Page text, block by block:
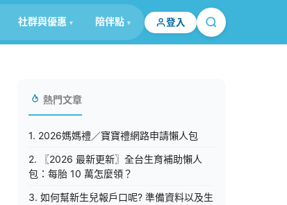
社群與優惠 陪伴點 登入
熱門文章
1. 2026媽媽禮／寶寶禮網路申請懶人包
2. 〖2026 最新更新〗全台生育補助懶人
包：每胎 10 萬怎麼領？
3. 如何幫新生兒報戶口呢? 準備資料以及生